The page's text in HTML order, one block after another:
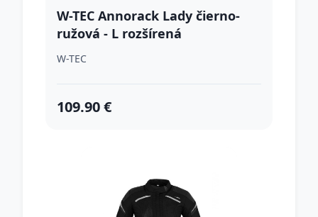
W-TEC Annorack Lady čierno-
ružová - L rozšírená
W-TEC
109.90 €